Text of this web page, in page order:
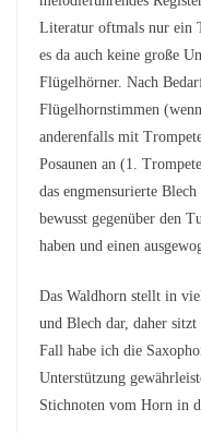
Literatur oftmals nur ein
es da auch keine große
Flügelhörner. Nach
Flügelhornstimmen
anderenfalls mit
Posaunen an (1.
das engmensurierte
bewusst gegenüber den
haben und einen
Das Waldhorn stellt in
und Blech dar, daher
Fall habe ich die
Unterstützung
Stichnoten vom Horn in